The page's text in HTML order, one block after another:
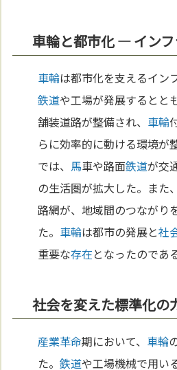
車輪と都市化 ― イン
車輪は都市化を支えるイン
鉄道や工場が発展するとと
舗装道路が整備され、 車輪
らに効率的に動ける環境が
では、 馬車や路面鉄道が交
の生活圏が拡大した。また
路網が、地域間のつながり
た。 車輪は都市の発展と社
重要な存在となったのであ
社会を変えた標準化の
産業革命期において、 車輪
た。鉄道や工場機械で用い